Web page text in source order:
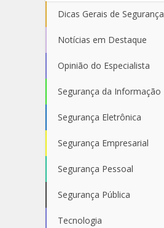
Dicas Gerais de Segurança
Notícias em Destaque
Opinião do Especialista
Segurança da Informação
Segurança Eletrônica
Segurança Empresarial
Segurança Pessoal
Segurança Pública
Tecnologia